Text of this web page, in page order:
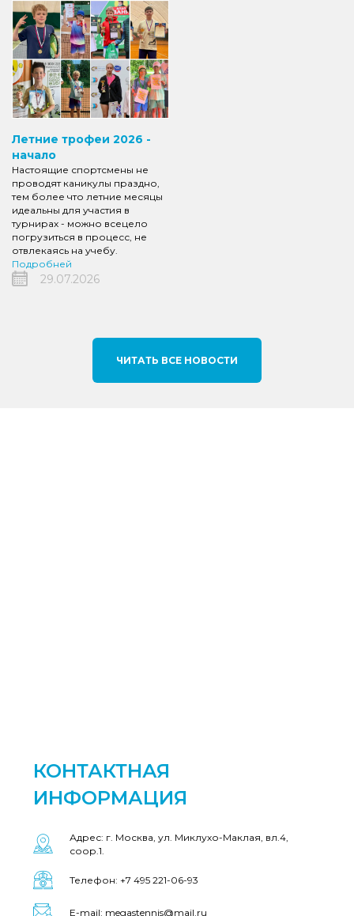
Летние трофеи 2026 -
начало
Настоящие спортсмены не
проводят каникулы праздно,
тем более что летние месяцы
идеальны для участия в
турнирах - можно всецело
погрузиться в процесс, не
отвлекаясь на учебу.
Подробней
29.07.2026
ЧИТАТЬ ВСЕ НОВОСТИ
КОНТАКТНАЯ
ИНФОРМАЦИЯ
Адрес: г. Москва, ул. Миклухо-Маклая, вл.4,
соор.1.
Телефон: +7 495 221-06-93
E-mail: megastennis@mail.ru